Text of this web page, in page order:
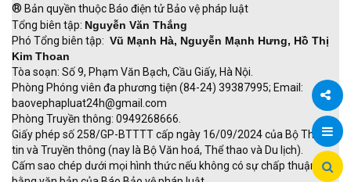
Chia
® Bản quyền thuộc Báo điện tử Bảo vệ pháp luật
Tổng biên tập: Nguyễn Văn Thắng
Phó Tổng biên tập: Vũ Mạnh Hà, Nguyễn Mạnh Hưng, Hồ Thị
Kim Thoan
Tòa soạn: Số 9, Phạm Văn Bạch, Cầu Giấy, Hà Nội.
Phòng Phóng viên đa phương tiện (84-24) 39387995; Email:
baovephapluat24h@gmail.com
Phòng Truyền thông: 0949268666.
Giấy phép số 258/GP-BTTTT cấp ngày 16/09/2024 của Bộ Thông
tin và Truyền thông (nay là Bộ Văn hoá, Thể thao và Du lịch).
Cấm sao chép dưới mọi hình thức nếu không có sự chấp thuận